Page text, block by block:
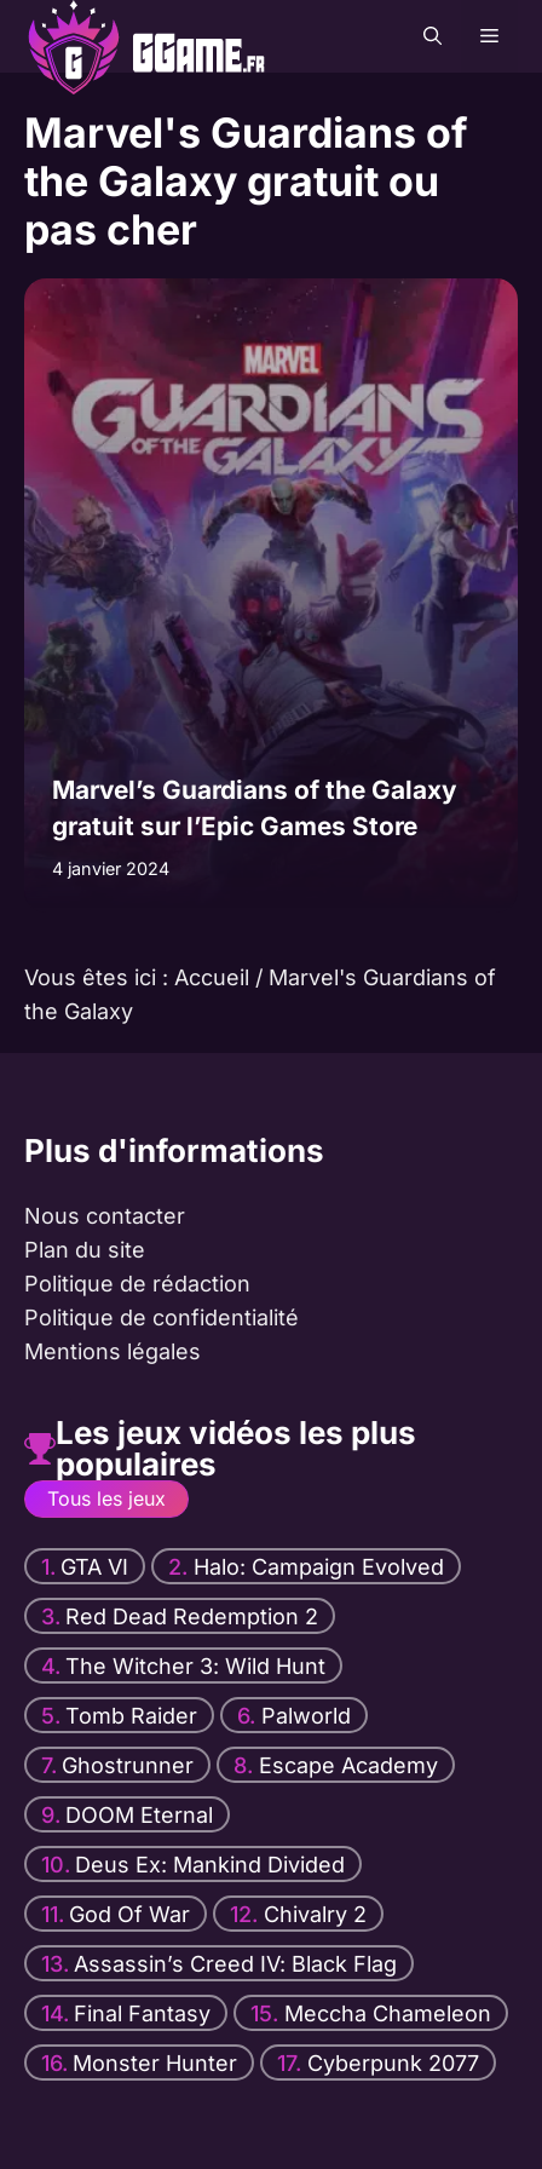
Aller
contenu
Marvel's Guardians of
the Galaxy gratuit ou
pas cher
Marvel’s Guardians of the Galaxy
gratuit sur l’Epic Games Store
4 janvier 2024
Vous êtes ici : Accueil / Marvel's Guardians of
the Galaxy
Plus d'informations
Nous contacter
Plan du site
Politique de rédaction
Politique de confidentialité
Mentions légales
Les jeux vidéos les plus
populaires
Tous les jeux
GTA VI
Halo: Campaign Evolved
Red Dead Redemption 2
The Witcher 3: Wild Hunt
Tomb Raider
Palworld
Ghostrunner
Escape Academy
DOOM Eternal
Deus Ex: Mankind Divided
God Of War
Chivalry 2
Assassin’s Creed IV: Black Flag
Final Fantasy
Meccha Chameleon
Monster Hunter
Cyberpunk 2077